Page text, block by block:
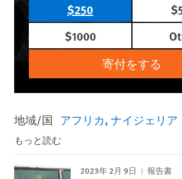
$250
$1000
寄付をする
地域/国 アフリカ ナイジェリア
もっと読む
2023年 2月 9日 報告書